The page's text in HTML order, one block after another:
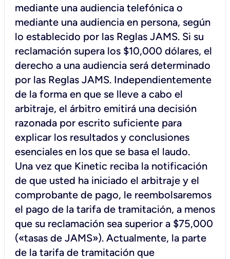
mediante una audiencia telefónica o
mediante una audiencia en persona, según
lo establecido por las Reglas JAMS. Si su
reclamación supera los $10,000 dólares, el
derecho a una audiencia será determinado
por las Reglas JAMS. Independientemente
de la forma en que se lleve a cabo el
arbitraje, el árbitro emitirá una decisión
razonada por escrito suficiente para
explicar los resultados y conclusiones
esenciales en los que se basa el laudo.
Una vez que Kinetic reciba la notificación
de que usted ha iniciado el arbitraje y el
comprobante de pago, le reembolsaremos
el pago de la tarifa de tramitación, a menos
que su reclamación sea superior a $75,000
(«tasas de JAMS»). Actualmente, la parte
de la tarifa de tramitación que